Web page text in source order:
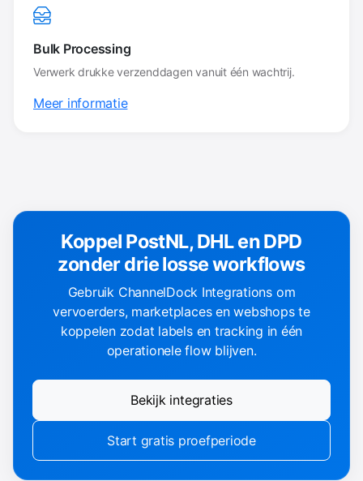
Bulk Processing
Verwerk drukke verzenddagen vanuit één wachtrij.
Meer informatie
Koppel PostNL, DHL en DPD
zonder drie losse workflows
Gebruik ChannelDock Integrations om
vervoerders, marketplaces en webshops te
koppelen zodat labels en tracking in één
operationele flow blijven.
Bekijk integraties
Start gratis proefperiode